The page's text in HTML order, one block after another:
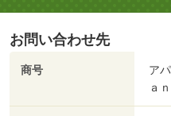
お問い合わせ先
商号
ア
ａ